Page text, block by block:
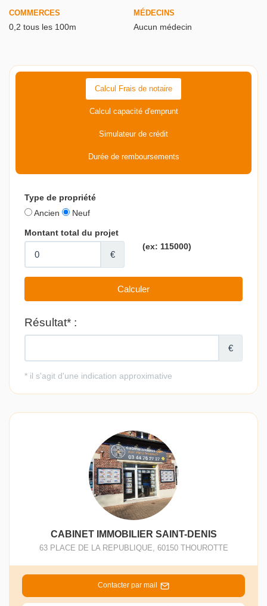
COMMERCES
0,2 tous les 100m
MÉDECINS
Aucun médecin
Calcul Frais de notaire
Calcul capacité d'emprunt
Simulateur de crédit
Durée de remboursements
CABINET IMMOBILIER SAINT-DENIS
63 PLACE DE LA REPUBLIQUE, 60150 THOUROTTE
Contacter par mail